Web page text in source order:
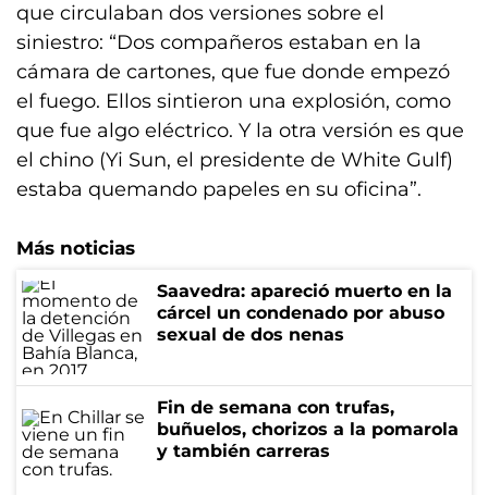
que circulaban dos versiones sobre el
siniestro: “Dos compañeros estaban en la
cámara de cartones, que fue donde empezó
el fuego. Ellos sintieron una explosión, como
que fue algo eléctrico. Y la otra versión es que
el chino (Yi Sun, el presidente de White Gulf)
estaba quemando papeles en su oficina”.
Más noticias
Saavedra: apareció muerto en la
cárcel un condenado por abuso
sexual de dos nenas
Fin de semana con trufas,
buñuelos, chorizos a la pomarola
y también carreras